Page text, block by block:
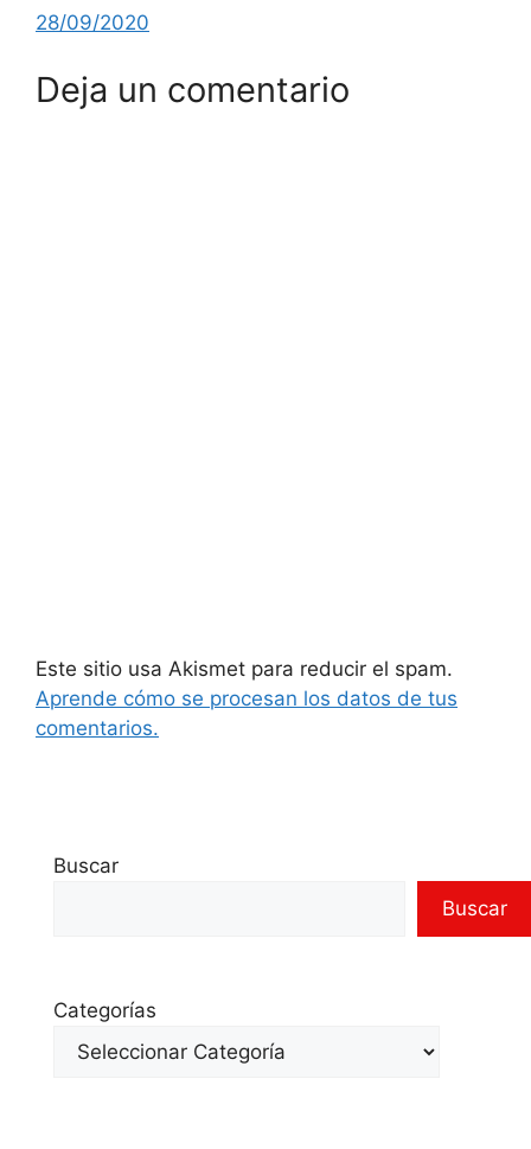
28/09/2020
Deja un comentario
Este sitio usa Akismet para reducir el spam.
Aprende cómo se procesan los datos de tus
comentarios.
Buscar
Buscar
Categorías